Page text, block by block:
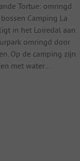
Tortue: omringd
Camping La
in het Loiredal aan
omringd door
Op de camping zijn
met water...